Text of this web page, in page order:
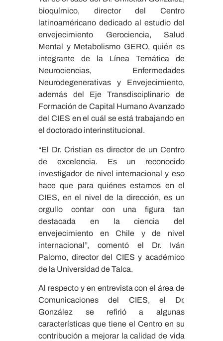
bioquímico, director del Centro
latinoaméricano dedicado al estudio del
envejecimiento Gerociencia, Salud
Mental y Metabolismo GERO, quién es
integrante de la Línea Temática de
Neurociencias, Enfermedades
Neurodegenerativas y Envejecimiento,
además del Eje Transdisciplinario de
Formación de Capital Humano Avanzado
del CIES en el cuál se está trabajando en
el doctorado interinstitucional.
“El Dr. Cristian es director de un Centro
de excelencia. Es un reconocido
investigador de nivel internacional y eso
hace que para quiénes estamos en el
CIES, en el nivel de la dirección, es un
orgullo contar con una figura tan
destacada en la ciencia del
envejecimiento en Chile y de nivel
internacional”, comentó el Dr. Iván
Palomo, director del CIES y académico
de la Universidad de Talca.
Al respecto y en entrevista con el área de
Comunicaciones del CIES, el Dr.
González se refirió a algunas
características que tiene el Centro en su
contribución a mejorar la calidad de vida